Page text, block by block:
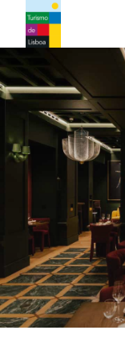
Logo do